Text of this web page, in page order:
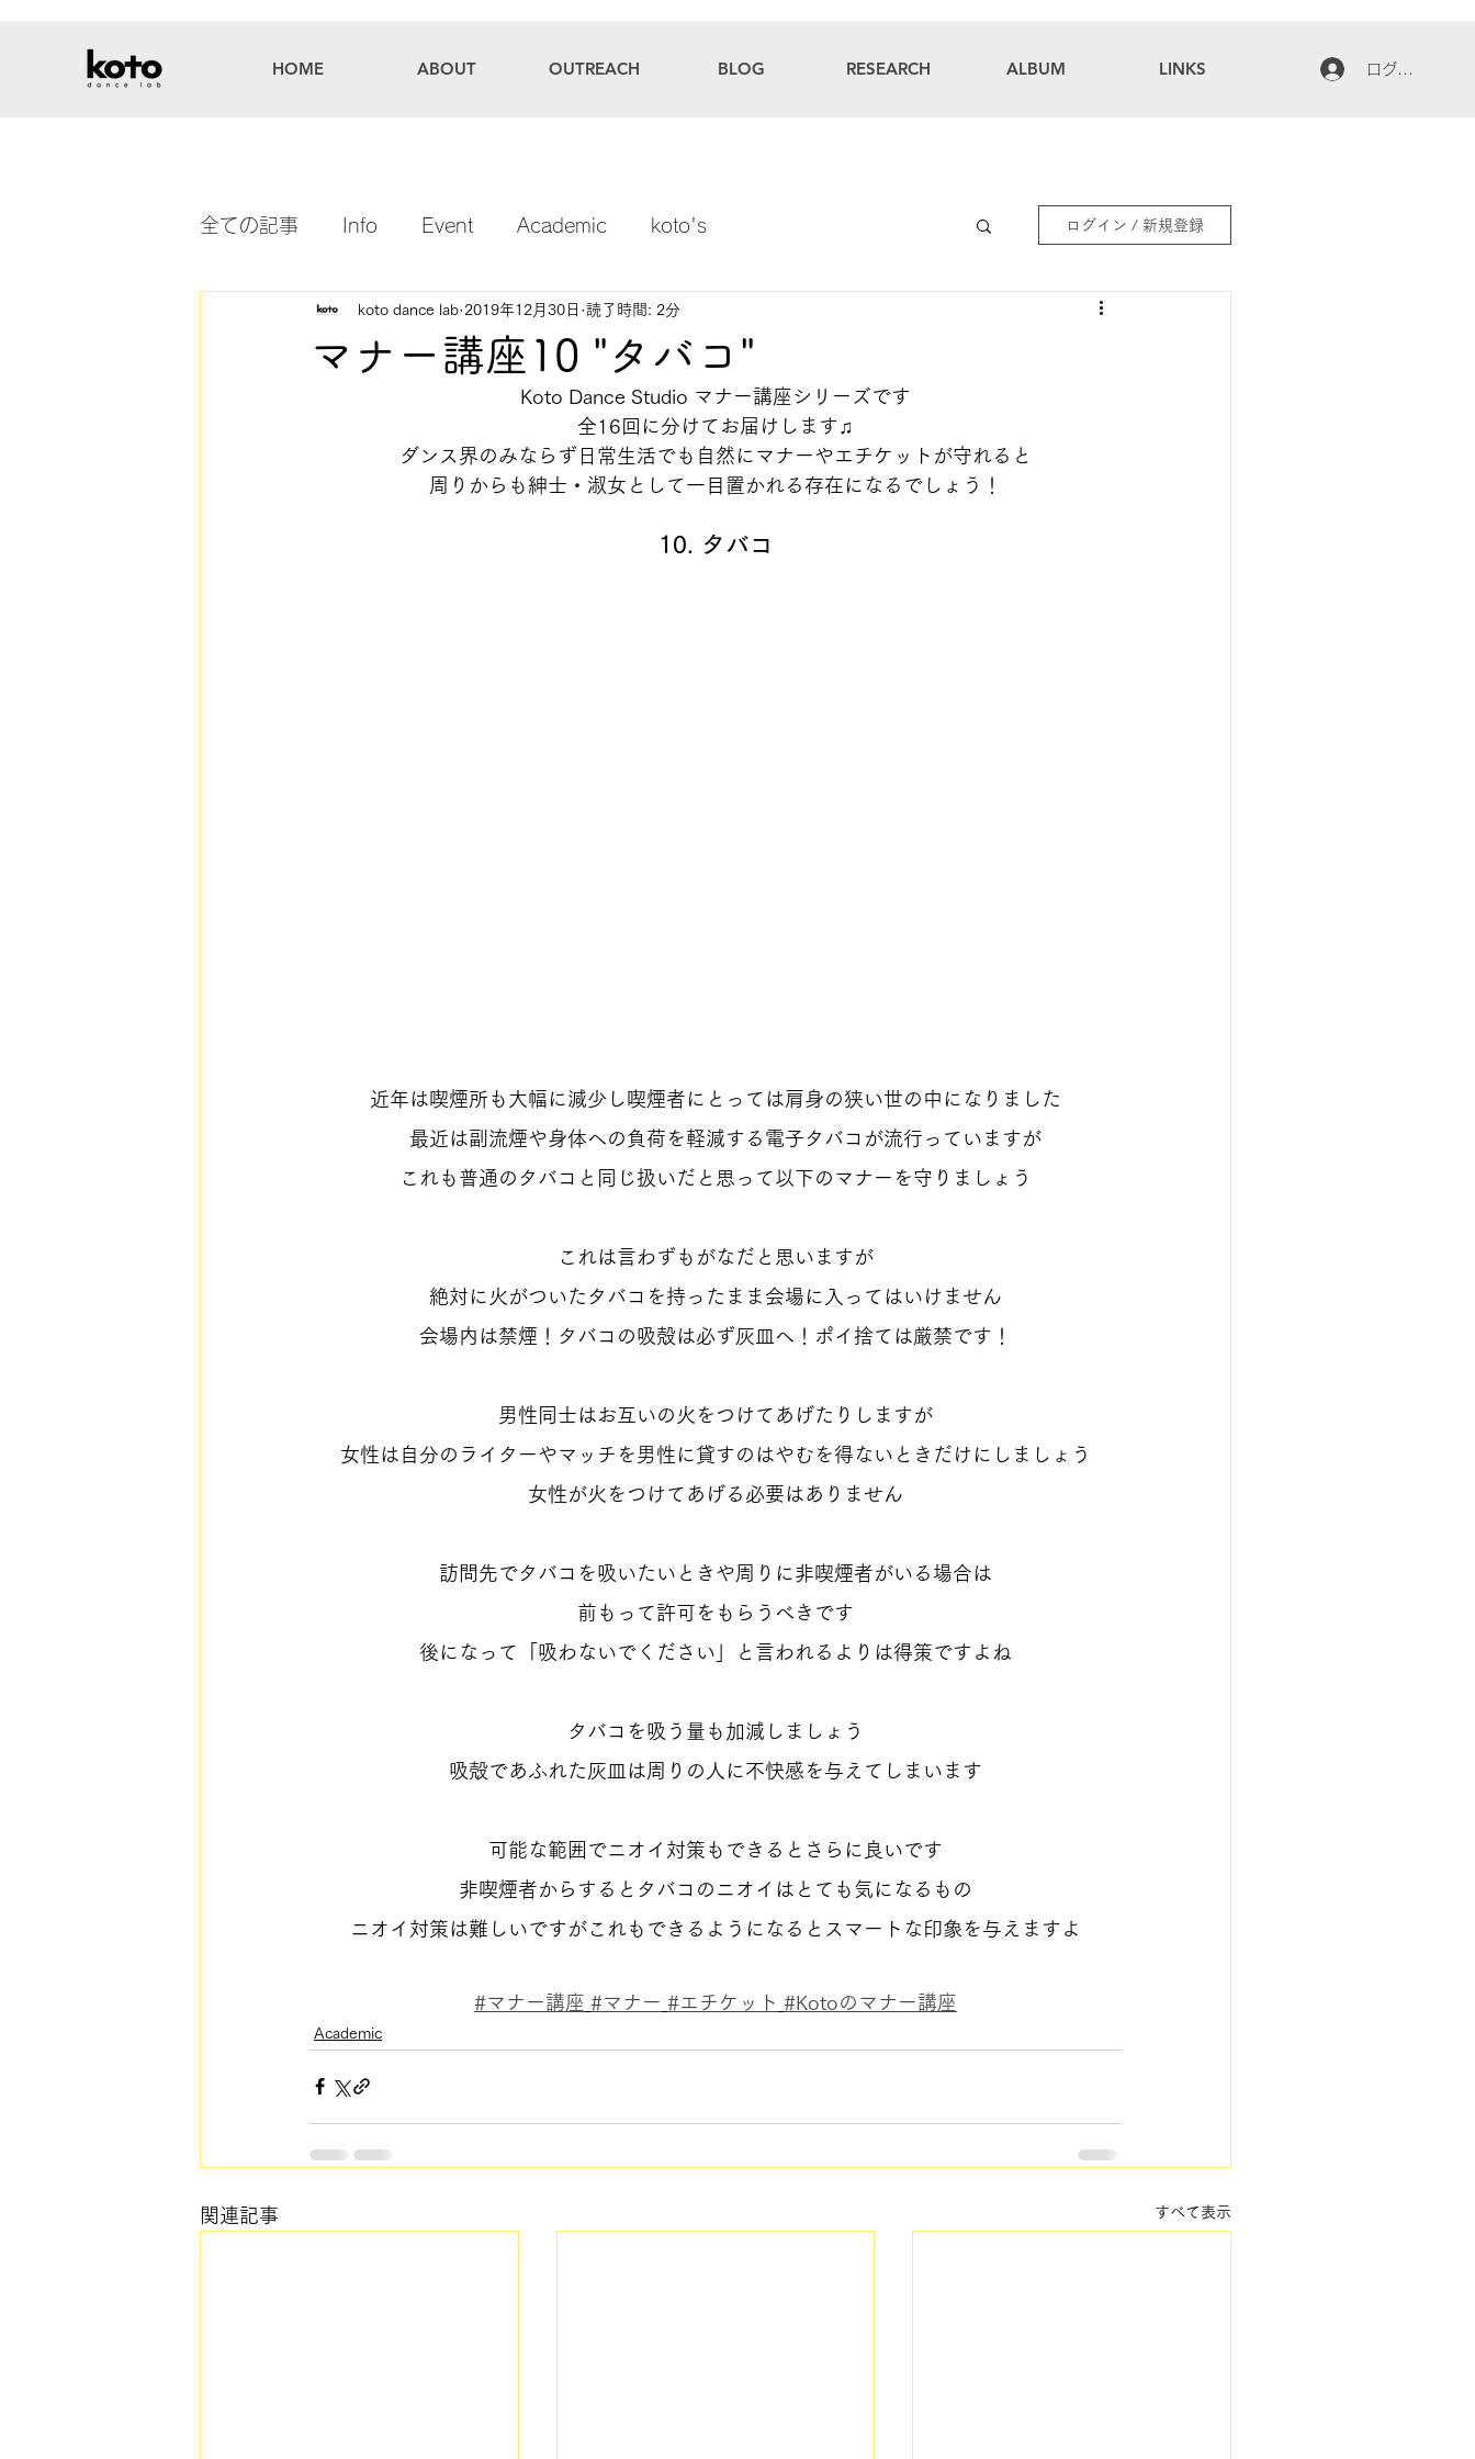
HOME ABOUT OUTREACH BLOG RESEARCH ALBUM LINKS ログイン
全ての記事 Info Event Academic koto's ログイン / 新規登録
マナー講座10 "タバコ"
koto dance lab 2019年12月30日 読了時間: 2分
Koto Dance Studio マナー講座シリーズです
全16回に分けてお届けします♫
ダンス界のみならず日常生活でも自然にマナーやエチケットが守れると
周りからも紳士・淑女として一目置かれる存在になるでしょう！
10. タバコ
近年は喫煙所も大幅に減少し喫煙者にとっては肩身の狭い世の中になりました
最近は副流煙や身体への負荷を軽減する電子タバコが流行っていますが
これも普通のタバコと同じ扱いだと思って以下のマナーを守りましょう
これは言わずもがなだと思いますが
絶対に火がついたタバコを持ったまま会場に入ってはいけません
会場内は禁煙！タバコの吸殻は必ず灰皿へ！ポイ捨ては厳禁です！
男性同士はお互いの火をつけてあげたりしますが
女性は自分のライターやマッチを男性に貸すのはやむを得ないときだけにしましょう
女性が火をつけてあげる必要はありません
訪問先でタバコを吸いたいときや周りに非喫煙者がいる場合は
前もって許可をもらうべきです
後になって「吸わないでください」と言われるよりは得策ですよね
タバコを吸う量も加減しましょう
吸殻であふれた灰皿は周りの人に不快感を与えてしまいます
可能な範囲でニオイ対策もできるとさらに良いです
非喫煙者からするとタバコのニオイはとても気になるもの
ニオイ対策は難しいですがこれもできるようになるとスマートな印象を与えますよ
#マナー講座 #マナー #エチケット #Kotoのマナー講座
Academic
関連記事 すべて表示